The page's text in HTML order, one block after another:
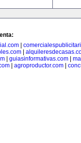
|
guiasinformativas.com
agroproductor.com